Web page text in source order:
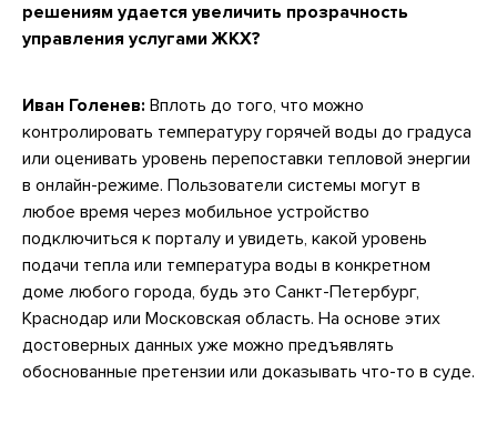
решениям удается увеличить прозрачность
управления услугами ЖКХ?
Иван Голенев: Вплоть до того, что можно
контролировать температуру горячей воды до градуса
или оценивать уровень перепоставки тепловой энергии
в онлайн-режиме. Пользователи системы могут в
любое время через мобильное устройство
подключиться к порталу и увидеть, какой уровень
подачи тепла или температура воды в конкретном
доме любого города, будь это Санкт-Петербург,
Краснодар или Московская область. На основе этих
достоверных данных уже можно предъявлять
обоснованные претензии или доказывать что-то в суде.